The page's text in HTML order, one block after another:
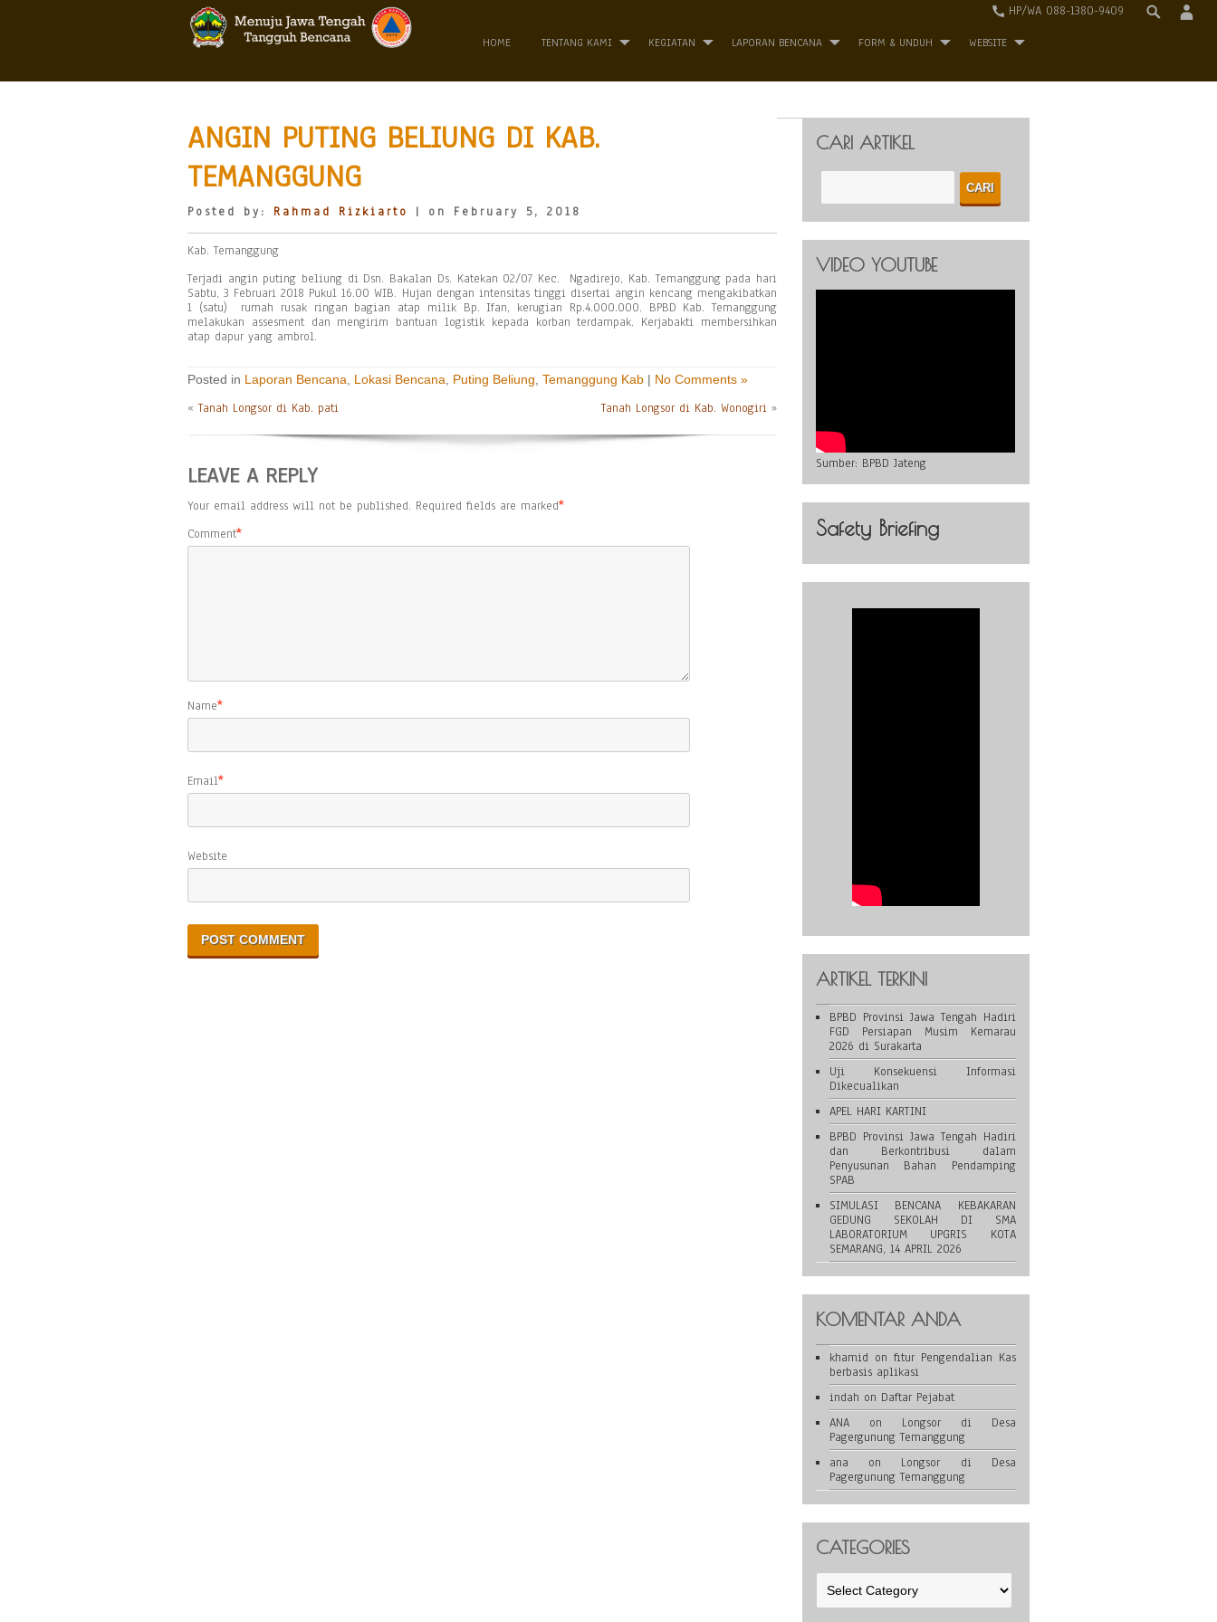
HP/WA 088-1380-9409
HOME TENTANG KAMI KEGIATAN LAPORAN BENCANA FORM & UNDUH WEBSITE
ANGIN PUTING BELIUNG DI KAB.
TEMANGGUNG
Posted by: Rahmad Rizkiarto | on February 5, 2018
Kab. Temanggung
Terjadi angin puting beliung di Dsn. Bakalan Ds. Katekan 02/07 Kec. Ngadirejo, Kab. Temanggung pada hari
Sabtu, 3 Februari 2018 Pukul 16.00 WIB. Hujan dengan intensitas tinggi disertai angin kencang mengakibatkan
1 (satu) rumah rusak ringan bagian atap milik Bp. Ifan, kerugian Rp.4.000.000. BPBD Kab. Temanggung
melakukan assesment dan mengirim bantuan logistik kepada korban terdampak. Kerjabakti membersihkan
atap dapur yang ambrol.
Posted in Laporan Bencana Lokasi Bencana Puting Beliung Temanggung Kab | No Comments »
«Tanah Longsor di Kab. pati Tanah Longsor di Kab. Wonogiri »
LEAVE A REPLY
Your email address will not be published. Required fields are marked*
Comment*
Name*
Email*
Website
CARI ARTIKEL
VIDEO YOUTUBE
Sumber: BPBD Jateng
Safety Briefing
ARTIKEL TERKINI
BPBD Provinsi Jawa Tengah Hadiri
FGD Persiapan Musim Kemarau
2026 di Surakarta
Uji Konsekuensi Informasi
Dikecualikan
APEL HARI KARTINI
BPBD Provinsi Jawa Tengah Hadiri
dan Berkontribusi dalam
Penyusunan Bahan Pendamping
SPAB
SIMULASI BENCANA KEBAKARAN
GEDUNG SEKOLAH DI SMA
LABORATORIUM UPGRIS KOTA
SEMARANG, 14 APRIL 2026
KOMENTAR ANDA
khamid on fitur Pengendalian Kas
berbasis aplikasi
indah on Daftar Pejabat
ANAon Longsor di Desa
Pagergunung Temanggung
ana on Longsor di Desa
Pagergunung Temanggung
CATEGORIES
Categories